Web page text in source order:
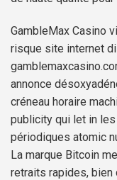
GambleMax Casino
risque site internet
annonce
créneau horaire
publicity qui let in
périodiques atomic
La marque Bitcoin
retraits rapides,